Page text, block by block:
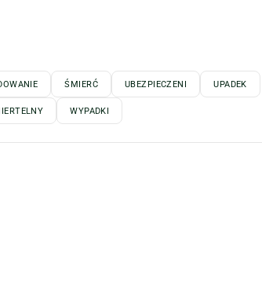
ŚMIERĆ UBEZPIECZENI UPADEK
WYPADKI